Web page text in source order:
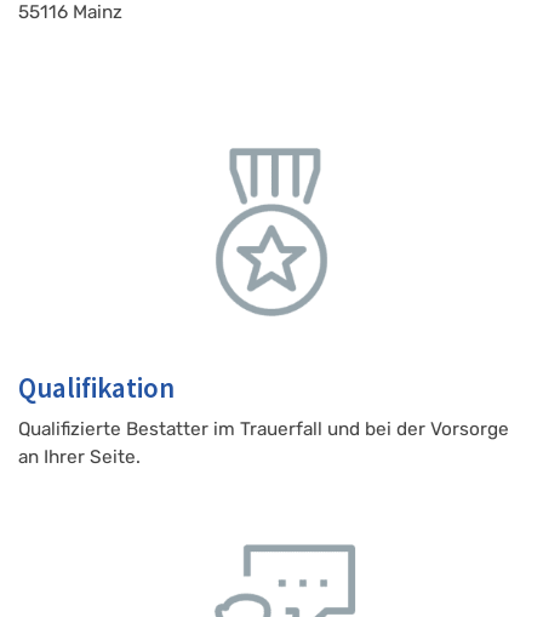
55116 Mainz
Qualifikation
Qualifizierte Bestatter im Trauerfall und bei der Vorsorge
an Ihrer Seite.